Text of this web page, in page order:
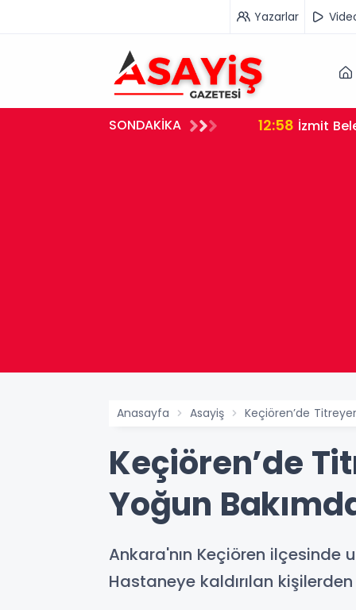
Yazarlar
SONDAKİKA
Gözaltına Alındı 12:58 İzmit
Anasayfa Asayiş Keçiören’de
Keçiören’de
Yoğun
Ankara'nın Keçiören
Hastaneye kaldırılan